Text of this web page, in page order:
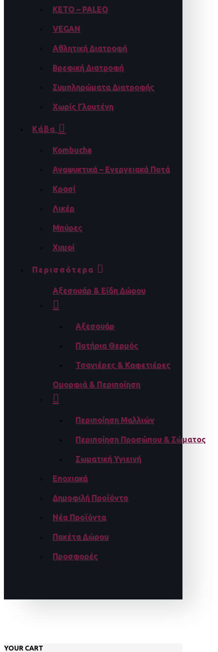
KETO – PALEO
VEGAN
Αθλητική Διατροφή
Βρεφική Διατροφή
Συμπληρώματα Διατροφής
Χωρίς Γλουτένη
Κάβα
Kombucha
Αναψυκτικά – Ενεργειακά Ποτά
Κρασί
Λικέρ
Μπύρες
Χυμοί
Περισσότερα
Αξεσουάρ & Είδη Δώρου
Αξεσουάρ
Ποτήρια Θερμός
Τσαγιέρες & Καφετιέρες
Ομορφιά & Περιποίηση
Περιποίηση Μαλλιών
Περιποίηση Προσώπου & Σώματος
Σωματική Υγιεινή
Εποχιακά
Δημοφιλή Προϊόντα
Νέα Προϊόντα
Πακέτα Δώρου
Προσφορές
YOUR CART